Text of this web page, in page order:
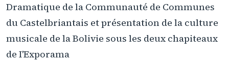
Dramatique de la Communauté de Communes
du Castelbriantais et présentation de la culture
musicale de la Bolivie sous les deux chapiteaux
de I'Exporama